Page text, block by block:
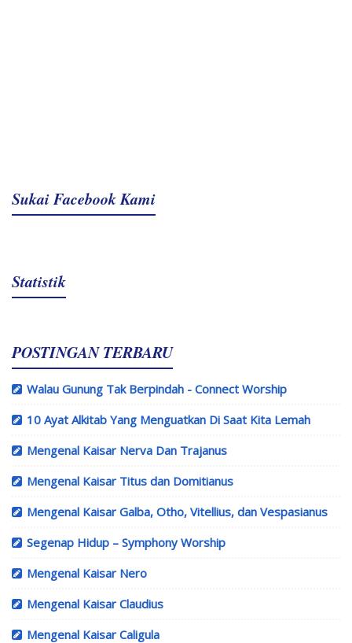
Sukai Facebook Kami
Statistik
POSTINGAN TERBARU
Walau Gunung Tak Berpindah - Connect Worship
10 Ayat Alkitab Yang Menguatkan Di Saat Kita Lemah
Mengenal Kaisar Nerva Dan Trajanus
Mengenal Kaisar Titus dan Domitianus
Mengenal Kaisar Galba, Otho, Vitellius, dan Vespasianus
Segenap Hidup – Symphony Worship
Mengenal Kaisar Nero
Mengenal Kaisar Claudius
Mengenal Kaisar Caligula